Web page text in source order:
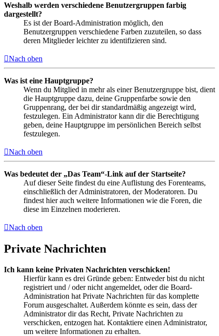
Weshalb werden verschiedene Benutzergruppen farbig
dargestellt?
Es ist der Board-Administration möglich, den
Benutzergruppen verschiedene Farben zuzuteilen, so dass
deren Mitglieder leichter zu identifizieren sind.
Nach oben
Was ist eine Hauptgruppe?
Wenn du Mitglied in mehr als einer Benutzergruppe bist, dient
die Hauptgruppe dazu, deine Gruppenfarbe sowie den
Gruppenrang, der bei dir standardmäßig angezeigt wird,
festzulegen. Ein Administrator kann dir die Berechtigung
geben, deine Hauptgruppe im persönlichen Bereich selbst
festzulegen.
Nach oben
Was bedeutet der „Das Team“-Link auf der Startseite?
Auf dieser Seite findest du eine Auflistung des Forenteams,
einschließlich der Administratoren, der Moderatoren. Du
findest hier auch weitere Informationen wie die Foren, die
diese im Einzelnen moderieren.
Nach oben
Private Nachrichten
Ich kann keine Privaten Nachrichten verschicken!
Hierfür kann es drei Gründe geben: Entweder bist du nicht
registriert und / oder nicht angemeldet, oder die Board-
Administration hat Private Nachrichten für das komplette
Forum ausgeschaltet. Außerdem könnte es sein, dass der
Administrator dir das Recht, Private Nachrichten zu
verschicken, entzogen hat. Kontaktiere einen Administrator,
um weitere Informationen zu erhalten.